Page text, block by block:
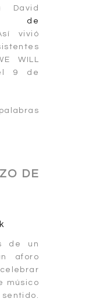
David
de
vivió
WILL
el 9 de
DE
de un
aforo
músico